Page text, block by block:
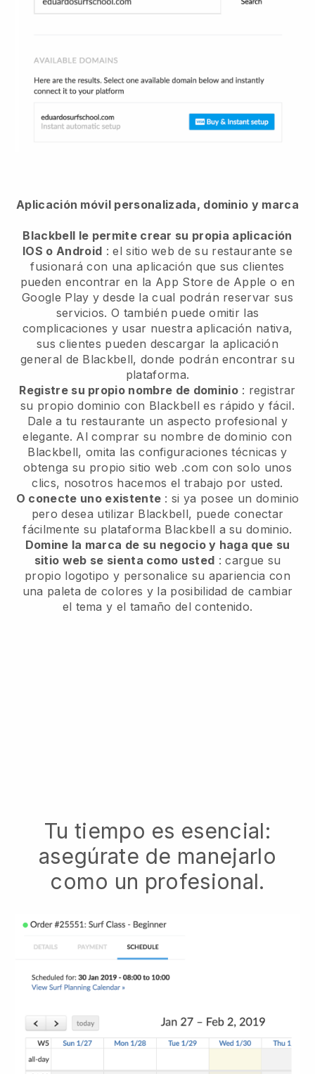
Aplicación móvil personalizada, dominio y marca
Blackbell le permite crear su propia aplicación
IOS o Android : el sitio web de su restaurante se
fusionará con una aplicación que sus clientes
pueden encontrar en la App Store de Apple o en
Google Play y desde la cual podrán reservar sus
servicios. O también puede omitir las
complicaciones y usar nuestra aplicación nativa,
sus clientes pueden descargar la aplicación
general de Blackbell, donde podrán encontrar su
plataforma.
Registre su propio nombre de dominio: registrar
su propio dominio con Blackbell es rápido y fácil.
Dale a tu restaurante un aspecto profesional y
elegante. Al comprar su nombre de dominio con
Blackbell, omita las configuraciones técnicas y
obtenga su propio sitio web .com con solo unos
clics, nosotros hacemos el trabajo por usted.
O conecte uno existente : si ya posee un dominio
pero desea utilizar Blackbell, puede conectar
fácilmente su plataforma Blackbell a su dominio.
Domine la marca de su negocio y haga que su
sitio web se sienta como usted : cargue su
propio logotipo y personalice su apariencia con
una paleta de colores y la posibilidad de cambiar
el tema y el tamaño del contenido.
Tu tiempo es esencial:
asegúrate de manejarlo
como un profesional.